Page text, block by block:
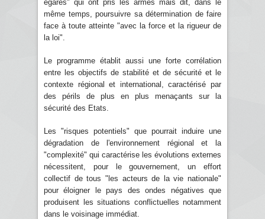
égarés" qui ont pris les armes mais dit, dans le
même temps, poursuivre sa détermination de faire
face à toute atteinte "avec la force et la rigueur de
la loi".
Le programme établit aussi une forte corrélation
entre les objectifs de stabilité et de sécurité et le
contexte régional et international, caractérisé par
des périls de plus en plus menaçants sur la
sécurité des Etats.
Les "risques potentiels" que pourrait induire une
dégradation de l'environnement régional et la
"complexité" qui caractérise les évolutions externes
nécessitent, pour le gouvernement, un effort
collectif de tous "les acteurs de la vie nationale"
pour éloigner le pays des ondes négatives que
produisent les situations conflictuelles notamment
dans le voisinage immédiat.